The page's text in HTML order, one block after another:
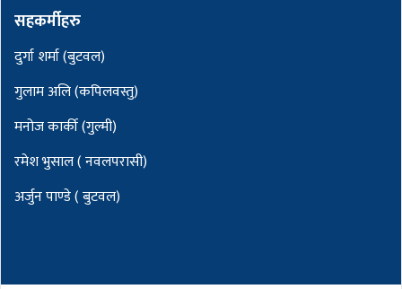
सहकर्मीहरु
दुर्गा शर्मा (बुटवल)
गुलाम अलि (कपिलवस्तु)
मनोज कार्की (गुल्मी)
रमेश भुसाल ( नवलपरासी)
अर्जुन पाण्डे ( बुटवल)